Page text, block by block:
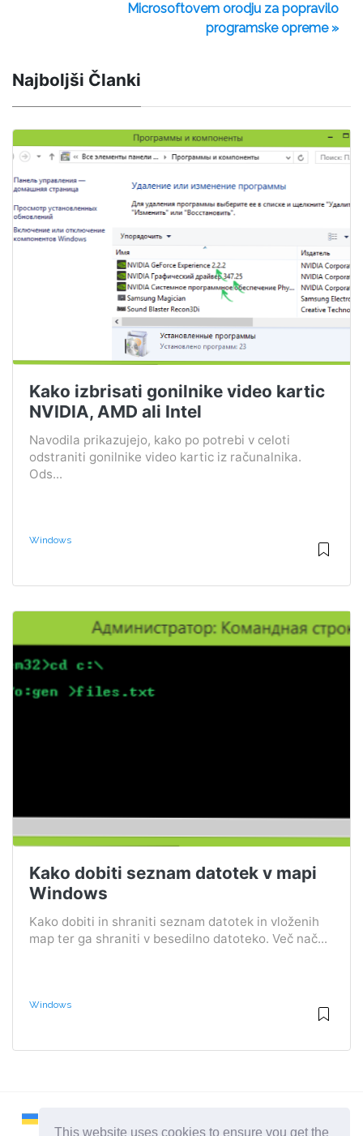
This website uses cookies to ensure you get the
Microsoftovem orodju za popravilo
programske opreme »
Najboljši Članki
Kako izbrisati gonilnike video kartic
NVIDIA, AMD ali Intel
Navodila prikazujejo, kako po potrebi v celoti
odstraniti gonilnike video kartic iz računalnika.
Ods...
Windows
Kako dobiti seznam datotek v mapi
Windows
Kako dobiti in shraniti seznam datotek in vloženih
map ter ga shraniti v besedilno datoteko. Več nač...
Windows